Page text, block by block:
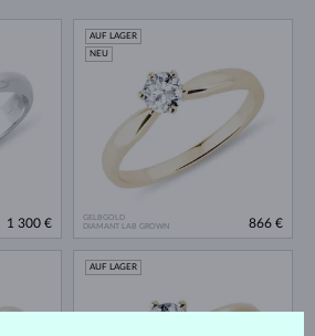
1 300 €
GELBGOLD
DIAMANT LAB GROWN
AUF LAGER
NEU
866 €
AUF LAGER